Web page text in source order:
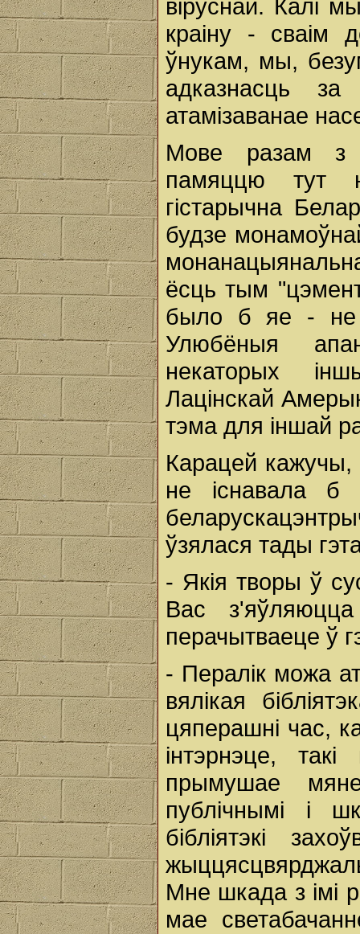
віруснай. Калі
краіну - сваім
ўнукам, мы,
адказнасць
атамізаванае
Мове разам з
памяццю тут
гістарычна
будзе
ёсць тым
было б яе - не
Улюбёныя
некаторых
Лацінскай
тэма для іншай
Карацей кажучы,
не існавала б
ўзялася тады
- Якія творы ў
Вас
перачытваеце ў
- Пералік можа
вялікая
цяперашні час,
інтэрнэце,
прымушае
публічнымі і
бібліятэкі
Мне шкада з імі
мае